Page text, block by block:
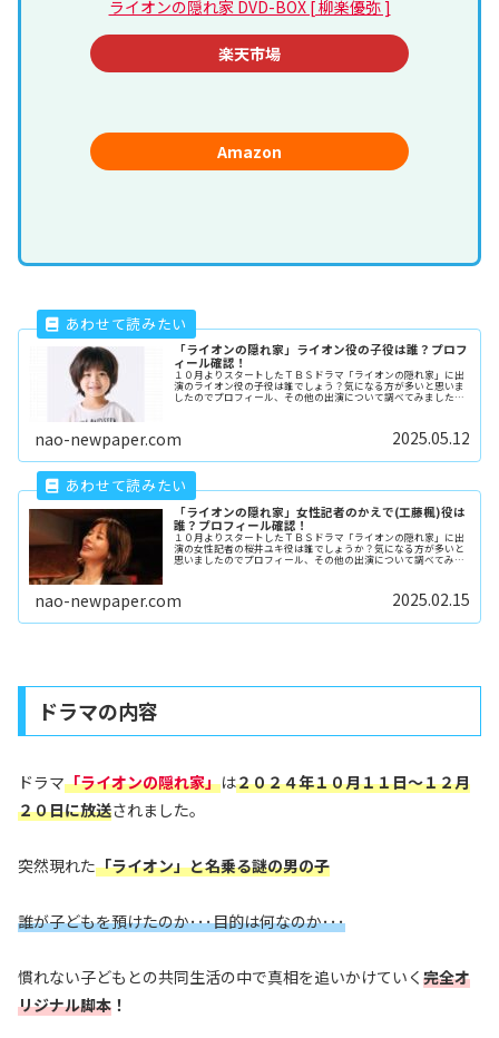
ライオンの隠れ家 DVD-BOX [ 柳楽優弥 ]
楽天市場
Amazon
「ライオンの隠れ家」ライオン役の子役は誰？プロフ
ィール確認！
１０月よりスタートしたＴＢＳドラマ「ライオンの隠れ家」に出
演のライオン役の子役は誰でしょう？気になる方が多いと思いま
したのでプロフィール、その他の出演について調べてみました。
nao-newpaper.com 2025.05.12
「ライオンの隠れ家」女性記者のかえで(工藤楓)役は
誰？プロフィール確認！
１０月よりスタートしたＴＢＳドラマ「ライオンの隠れ家」に出
演の女性記者の桜井ユキ役は誰でしょうか？気になる方が多いと
思いましたのでプロフィール、その他の出演について調べてみま
nao-newpaper.com 2025.02.15
ドラマの内容
ドラマ「ライオンの隠れ家」は２０２４年１０月１１日～１２月
２０日に放送されました。
突然現れた「ライオン」と名乗る謎の男の子
誰が子どもを預けたのか･･･目的は何なのか･･･
慣れない子どもとの共同生活の中で真相を追いかけていく 完全オ
リジナル脚本 ！